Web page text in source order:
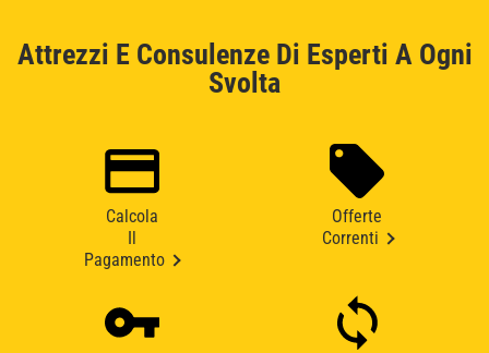
Attrezzi E Consulenze Di Esperti A Ogni
Svolta
Calcola
Pagamento
Offerte
Correnti